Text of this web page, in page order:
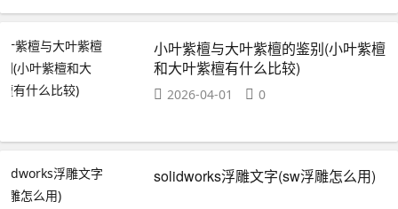
小叶紫檀与大叶紫檀的鉴别(小叶紫檀
和大叶紫檀有什么比较)
2026-04-01 0
solidworks浮雕文字(sw浮雕怎么用)